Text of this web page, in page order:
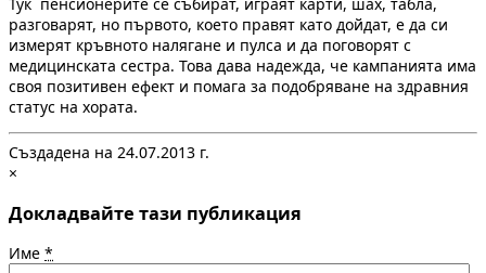
Тук пенсионерите се събират, играят карти, шах, табла,
разговарят, но първото, което правят като дойдат, е да си
измерят кръвното налягане и пулса и да поговорят с
медицинската сестра. Това дава надежда, че кампанията има
своя позитивен ефект и помага за подобряване на здравния
статус на хората.
Създадена на 24.07.2013 г.
×
Докладвайте тази публикация
Име *